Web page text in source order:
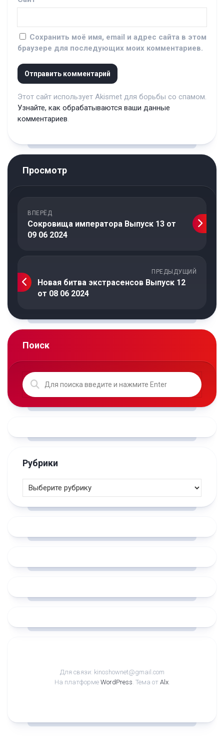
Сохранить моё имя, email и адрес сайта в этом
браузере для последующих моих комментариев.
Этот сайт использует Akismet для борьбы со спамом.
Узнайте, как обрабатываются ваши данные
комментариев.
Просмотр
ВПЕРЁД
Сокровища императора Выпуск 13 от
09 06 2024
ПРЕДЫДУЩИЙ
Новая битва экстрасенсов Выпуск 12
от 08 06 2024
Поиск
Рубрики
Для связи: kinoshownet@gmail.com
На платформе WordPress. Тема от Alx.